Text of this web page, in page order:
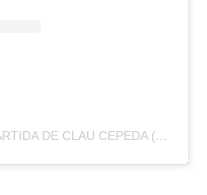
UNA PUBLICACIÓN COMPARTIDA DE CLAU CEPEDA (@CEPEDACLAU)